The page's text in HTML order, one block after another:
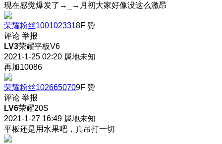
现在感觉爆发了→_→月初大家好像没这么激昂
荣耀粉丝1001023318F 赞
评论 举报
LV3荣耀平板V6
2021-1-25 02:20 属地未知
再加10086
荣耀粉丝1026650709F 赞
评论 举报
LV6荣耀20S
2021-1-27 16:49 属地未知
平板还是用水果吧，真吊打一切